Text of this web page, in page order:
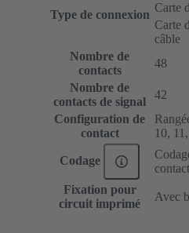
Type de connexion
Carte
Carte
câble
Nombre de
contacts
48
Nombre de
contacts de signal
42
Configuration de
contact
10,
Codage
Fixation pour
circuit imprimé
Avec